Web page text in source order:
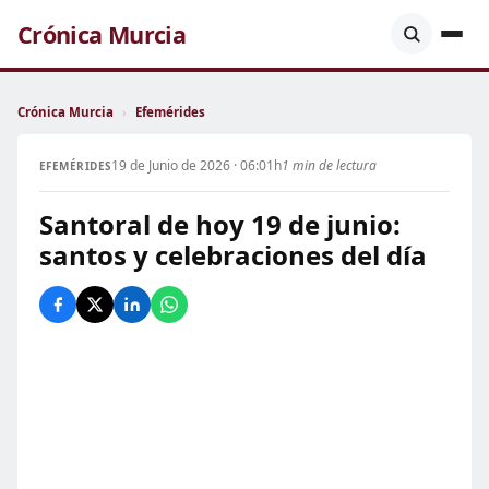
Crónica Murcia
Crónica Murcia › Efemérides
EFEMÉRIDES19 de Junio de 2026 · 06:01h1 min de lectura
Santoral de hoy 19 de junio:
santos y celebraciones del día